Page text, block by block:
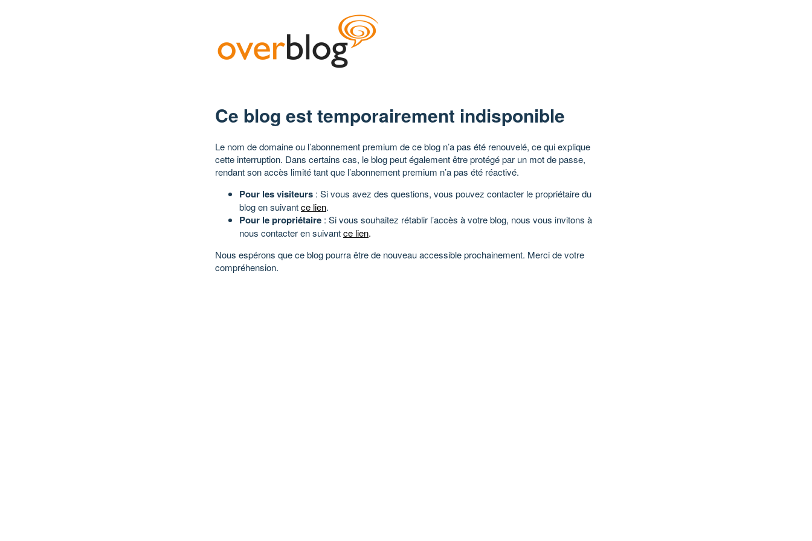
Ce blog est temporairement indisponible
Le nom de domaine ou l’abonnement premium de ce blog n’a pas été renouvelé, ce qui explique
cette interruption. Dans certains cas, le blog peut également être protégé par un mot de passe,
rendant son accès limité tant que l’abonnement premium n’a pas été réactivé.
Pour les visiteurs : Si vous avez des questions, vous pouvez contacter le propriétaire du
blog en suivantce lien.
Pour le propriétaire : Si vous souhaitez rétablir l’accès à votre blog, nous vous invitons à
nous contacter en suivantce lien.
Nous espérons que ce blog pourra être de nouveau accessible prochainement. Merci de votre
compréhension.